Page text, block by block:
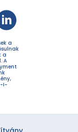
a
a
A
I-